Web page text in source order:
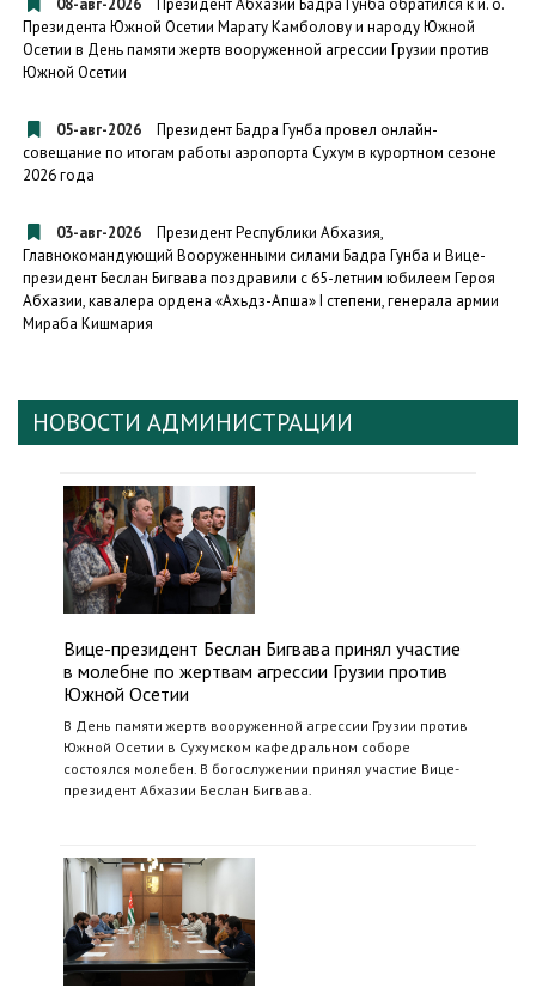
08-авг-2026
Президент Абхазии Бадра Гунба обратился к и. о.
Президента Южной Осетии Марату Камболову и народу Южной
Осетии в День памяти жертв вооруженной агрессии Грузии против
Южной Осетии
05-авг-2026
Президент Бадра Гунба провел онлайн-
совещание по итогам работы аэропорта Сухум в курортном сезоне
2026 года
03-авг-2026
Президент Республики Абхазия,
Главнокомандующий Вооруженными силами Бадра Гунба и Вице-
президент Беслан Бигвава поздравили с 65-летним юбилеем Героя
Абхазии, кавалера ордена «Ахьдз-Апша» I степени, генерала армии
Мираба Кишмария
НОВОСТИ АДМИНИСТРАЦИИ
Вице-президент Беслан Бигвава принял участие
в молебне по жертвам агрессии Грузии против
Южной Осетии
В День памяти жертв вооруженной агрессии Грузии против
Южной Осетии в Сухумском кафедральном соборе
состоялся молебен. В богослужении принял участие Вице-
президент Абхазии Беслан Бигвава.